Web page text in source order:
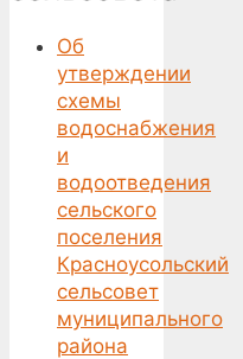
Об
утверждении
схемы
водоснабжения
и
водоотведения
сельского
поселения
Красноусольский
сельсовет
муниципального
района